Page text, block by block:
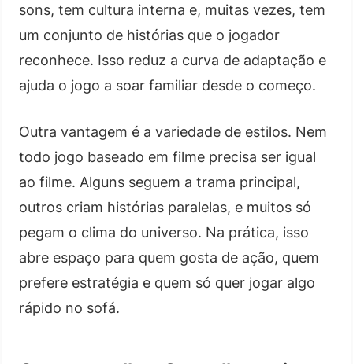
sons, tem cultura interna e, muitas vezes, tem
um conjunto de histórias que o jogador
reconhece. Isso reduz a curva de adaptação e
ajuda o jogo a soar familiar desde o começo.
Outra vantagem é a variedade de estilos. Nem
todo jogo baseado em filme precisa ser igual
ao filme. Alguns seguem a trama principal,
outros criam histórias paralelas, e muitos só
pegam o clima do universo. Na prática, isso
abre espaço para quem gosta de ação, quem
prefere estratégia e quem só quer jogar algo
rápido no sofá.